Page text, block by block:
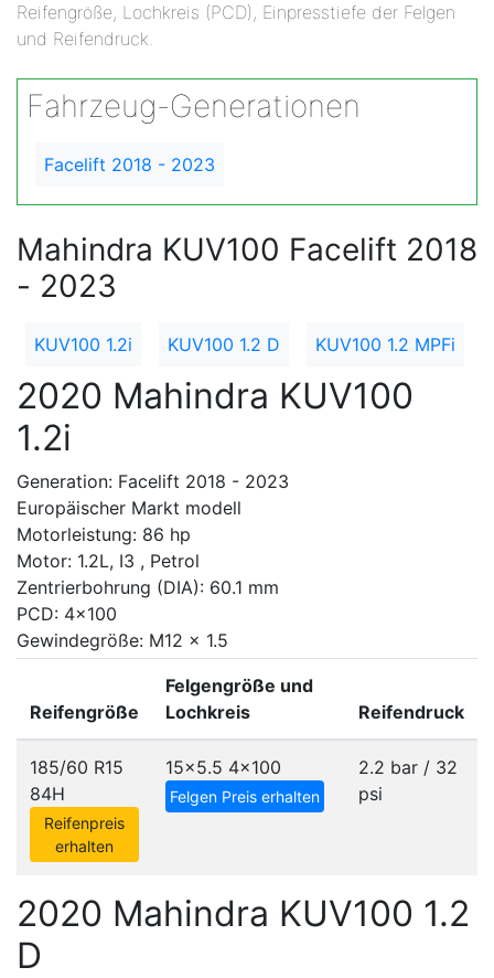
Reifengröße, Lochkreis (PCD), Einpresstiefe der Felgen
und Reifendruck.
Fahrzeug-Generationen
Facelift 2018 - 2023
Mahindra KUV100 Facelift 2018
- 2023
KUV100 1.2i KUV100 1.2 D KUV100 1.2 MPFi
2020 Mahindra KUV100
1.2i
Generation: Facelift 2018 - 2023
Europäischer Markt modell
Motorleistung: 86 hp
Motor: 1.2L, I3 , Petrol
Zentrierbohrung (DIA): 60.1 mm
PCD: 4x100
Gewindegröße: M12 x 1.5
Reifengröße
Felgengröße und
Lochkreis
Reifendruck
185/60 R15
84H
Reifenpreis
erhalten
15x5.5 4x100
Felgen Preis erhalten
2.2 bar / 32
psi
2020 Mahindra KUV100 1.2
D